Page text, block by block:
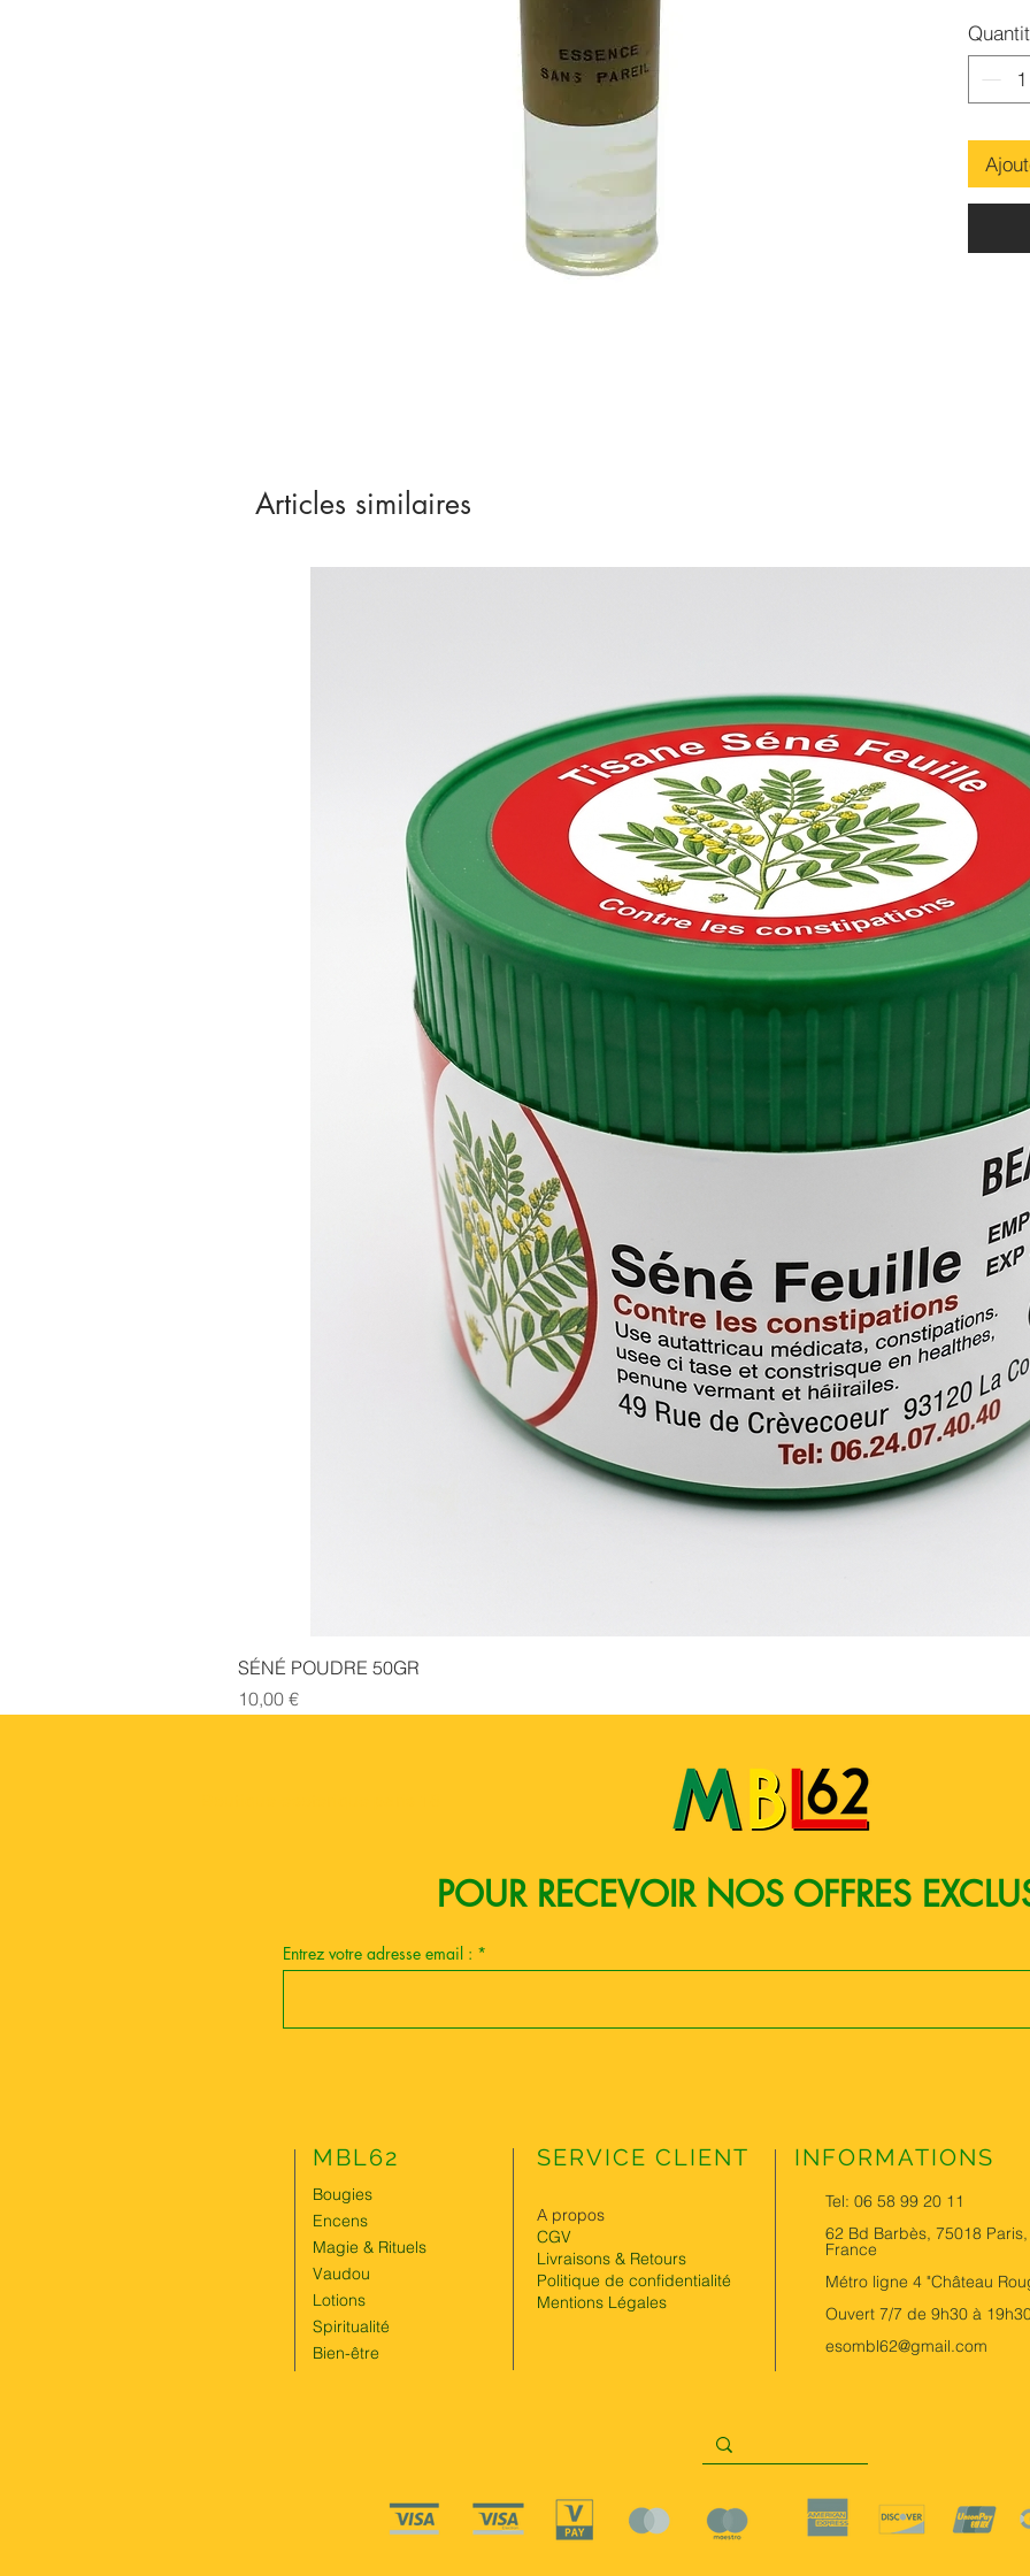
Articles similaires
SÉNÉ POUDRE 50GR
Prix
10,00 €
POUR RECEVOIR NOS OFFRES
Entrez votre adresse email :
MBL62
Bougies
Encens
Magie & Rituels
Vaudou
Lotions
Spiritualité
Bien-être
SERVICE CLIENT
A propos
CGV
Livraisons & Retours
Politique de confidentialité
Mentions Légales
INFORMATIONS
Tel: 06 58 99 20 11
62 Bd Barbès, 75018 Paris,
France
Métro ligne 4 "Château
Ouvert 7/7 de 9h30 à
esombl62@gmail.com